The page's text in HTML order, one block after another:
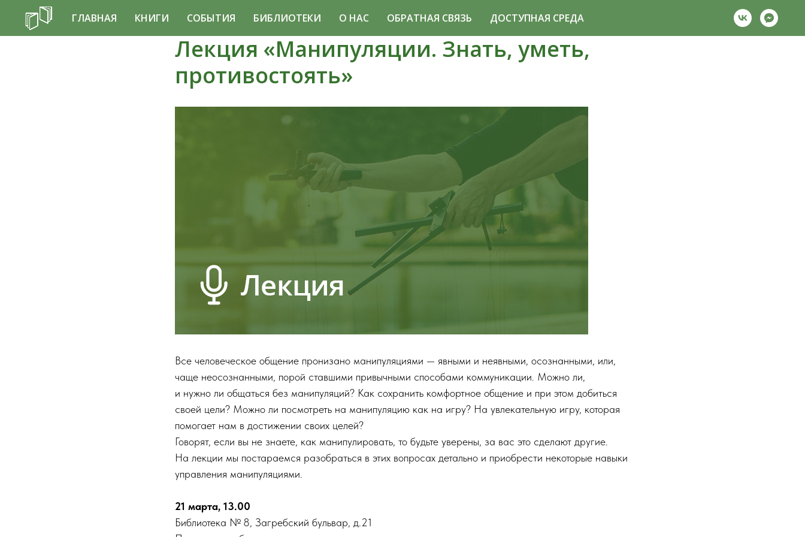
ГЛАВНАЯ КНИГИ СОБЫТИЯ БИБЛИОТЕКИ О НАС ОБРАТНАЯ СВЯЗЬ ДОСТУПНАЯ СРЕДА
Лекция «Манипуляции. Знать, уметь,
противостоять»
Все человеческое общение пронизано манипуляциями — явными и неявными, осознанными, или,
чаще неосознанными, порой ставшими привычными способами коммуникации. Можно ли,
и нужно ли общаться без манипуляций? Как сохранить комфортное общение и при этом добиться
своей цели? Можно ли посмотреть на манипуляцию как на игру? На увлекательную игру, которая
помогает нам в достижении своих целей?
Говорят, если вы не знаете, как манипулировать, то будьте уверены, за вас это сделают другие.
На лекции мы постараемся разобраться в этих вопросах детально и приобрести некоторые навыки
управления манипуляциями.
21 марта, 13.00
Библиотека № 8, Загребский бульвар, д.21